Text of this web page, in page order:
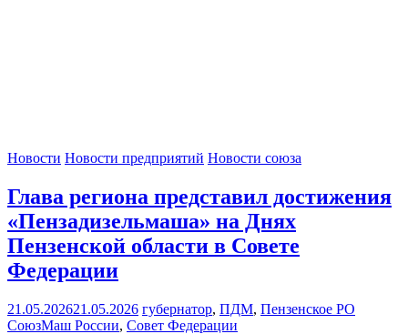
Новости Новости предприятий Новости союза
Глава региона представил достижения
«Пензадизельмаша» на Днях
Пензенской области в Совете
Федерации
21.05.202621.05.2026 губернатор, ПДМ, Пензенское РО
СоюзМаш России, Совет Федерации